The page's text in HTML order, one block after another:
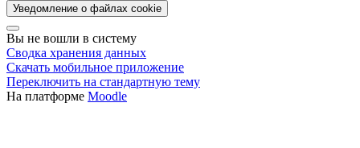
Уведомление о файлах cookie
Вы не вошли в систему
Сводка хранения данных
Скачать мобильное приложение
Переключить на стандартную тему
На платформе Moodle